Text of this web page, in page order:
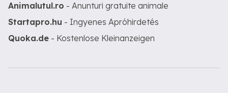
Animalutul.ro - Anunturi gratuite animale
Startapro.hu - Ingyenes Apróhirdetés
Quoka.de - Kostenlose Kleinanzeigen